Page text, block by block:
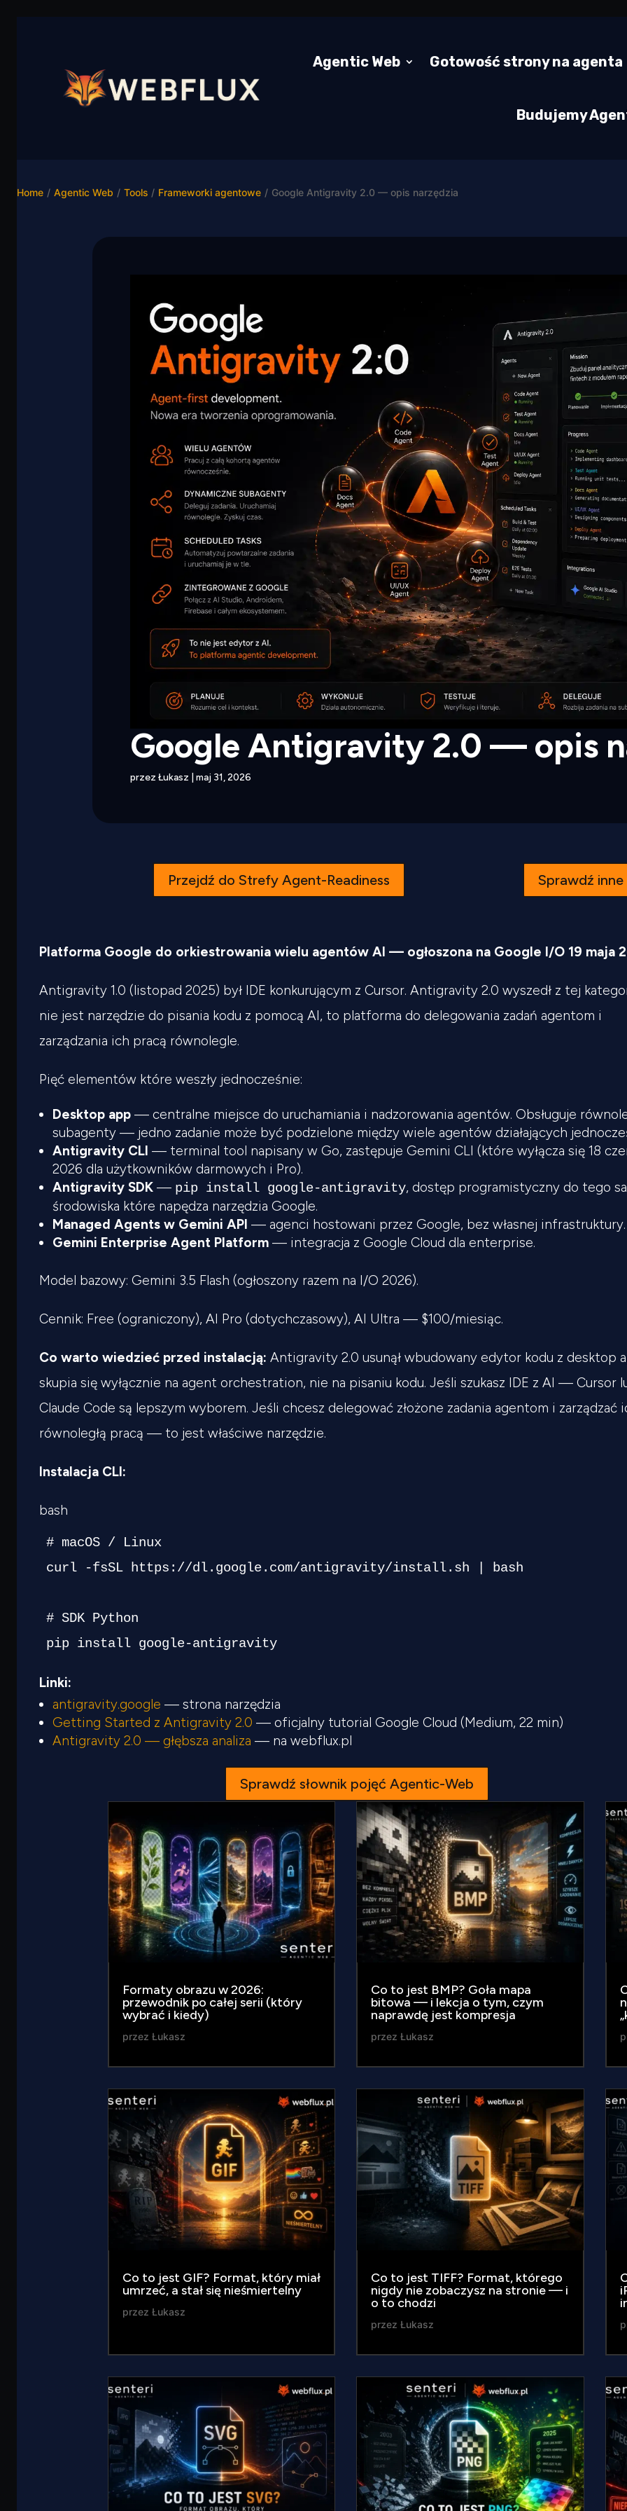
Agentic Web Gotowość strony na agenta
Budujemy
Home / Agentic Web / Tools / Frameworki agentowe / Google Antigravity 2.0 — opis narzędzia
Google Antigravity 2.0 — opis
przez Łukasz maj 31, 2026
Przejdź do Strefy Agent-Readiness Sprawdź
Platforma Google do orkiestrowania wielu agentów AI — ogłoszona na Google I/O 19 maja
Antigravity 1.0 (listopad 2025) był IDE konkurującym z Cursor. Antigravity 2.0 wyszedł z tej
nie jest narzędzie do pisania kodu z pomocą AI, to platforma do delegowania zadań agentom i
zarządzania ich pracą równolegle.
Pięć elementów które weszły jednocześnie:
Desktop app — centralne miejsce do uruchamiania i nadzorowania agentów. Obsługuje
subagenty — jedno zadanie może być podzielone między wiele agentów działających
Antigravity CLI — terminal tool napisany w Go, zastępuje Gemini CLI (które wyłącza się 18
2026 dla użytkowników darmowych i Pro).
Antigravity SDK — pip install google-antigravity, dostęp programistyczny do tego
środowiska które napędza narzędzia Google.
Managed Agents w Gemini API — agenci hostowani przez Google, bez własnej infrastruktury.
Gemini Enterprise Agent Platform — integracja z Google Cloud dla enterprise.
Model bazowy: Gemini 3.5 Flash (ogłoszony razem na I/O 2026).
Cennik: Free (ograniczony), AI Pro (dotychczasowy), AI Ultra — $100/miesiąc.
Co warto wiedzieć przed instalacją: Antigravity 2.0 usunął wbudowany edytor kodu z desktop
skupia się wyłącznie na agent orchestration, nie na pisaniu kodu. Jeśli szukasz IDE z AI — Cursor
Claude Code są lepszym wyborem. Jeśli chcesz delegować złożone zadania agentom i zarządzać
równoległą pracą — to jest właściwe narzędzie.
Instalacja CLI:
bash
# macOS / Linux
curl -fsSL https://dl.google.com/antigravity/install.sh bash
# SDK Python
pip install google-antigravity
Linki:
antigravity.google — strona narzędzia
Getting Started z Antigravity 2.0 — oficjalny tutorial Google Cloud (Medium, 22 min)
Antigravity 2.0 — głębsza analiza — na webflux.pl
Sprawdź słownik pojęć Agentic-Web
Formaty obrazu w 2026:
przewodnik po całej serii (który
wybrać i kiedy)
przez Łukasz
Co to jest BMP? Goła mapa
bitowa — i lekcja o tym, czym
naprawdę jest kompresja
przezŁukasz
Co to jest GIF? Format, który miał
umrzeć, a stał się nieśmiertelny
przez Łukasz
Co to jest TIFF? Format, którego
nigdy nie zobaczysz na stronie — i
o to chodzi
przezŁukasz